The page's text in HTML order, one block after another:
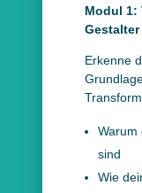
Modul 1:
Erkenne
Warum
sind
Wie